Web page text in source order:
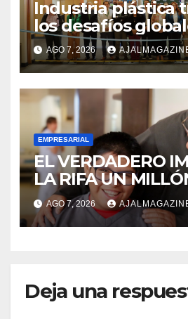
Industria plástica
los desafíos
innovación y
oportunidades de
AGO 7, 2026
EMPRESARIAL
EL VERDADERO
LA RIFA UN
AMIGOS HOY POR
MAÑANA POR MÍ
AGO 7, 2026
Deja una